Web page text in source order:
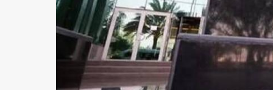
استقبال طلبات الترخيص لممارسة أعمال سوق السلع والمعادن في السعودية